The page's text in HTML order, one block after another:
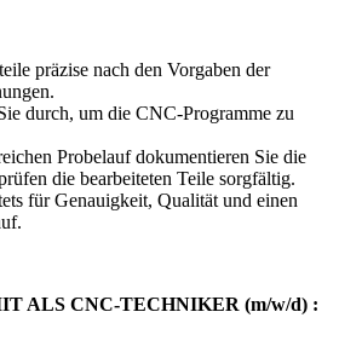
präzise nach den Vorgaben der
durch, um die CNC-Programme zu
Probelauf dokumentieren Sie die
die bearbeiteten Teile sorgfältig.
für Genauigkeit, Qualität und einen
ALS CNC-TECHNIKER (m/w/d) :